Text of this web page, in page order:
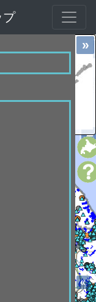
プ
«
+
−
»